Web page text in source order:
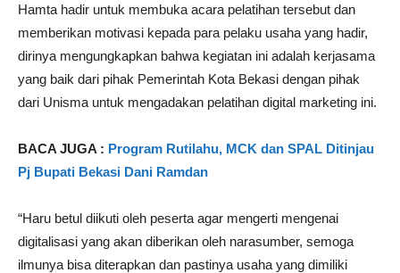
Hamta hadir untuk membuka acara pelatihan tersebut dan
memberikan motivasi kepada para pelaku usaha yang hadir,
dirinya mengungkapkan bahwa kegiatan ini adalah kerjasama
yang baik dari pihak Pemerintah Kota Bekasi dengan pihak
dari Unisma untuk mengadakan pelatihan digital marketing ini.
BACA JUGA : Program Rutilahu, MCK dan SPAL Ditinjau
Pj Bupati Bekasi Dani Ramdan
“Haru betul diikuti oleh peserta agar mengerti mengenai
digitalisasi yang akan diberikan oleh narasumber, semoga
ilmunya bisa diterapkan dan pastinya usaha yang dimiliki